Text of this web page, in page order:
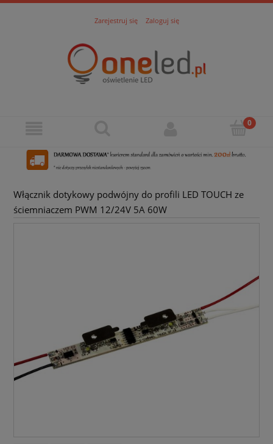
Zarejestruj się Zaloguj się
Włącznik dotykowy podwójny do profili LED TOUCH ze
ściemniaczem PWM 12/24V 5A 60W